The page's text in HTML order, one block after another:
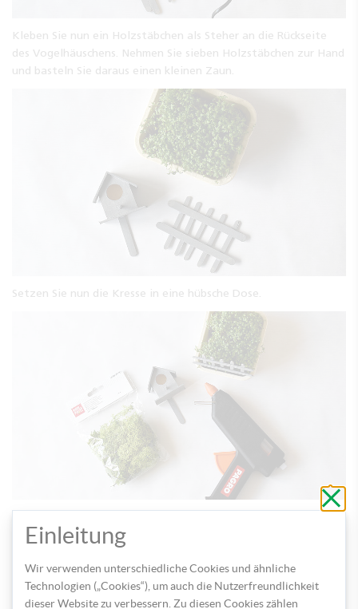
Kleben Sie nun ein Holzstäbchen als Steher an die Rückseite
des Vogelhäuschens. Nehmen Sie sieben Holzstäbchen zur Hand
und basteln Sie daraus einen kleinen Zaun.
Setzen Sie nun die Kresse in eine hübsche Dose.
Für einen besonderen Look können Sie das Dach des Häuschens
noch mit Dekomoos bekleben.
ohne
zu
Einleitung
Wir verwenden unterschiedliche Cookies und ähnliche
Technologien („Cookies“), um auch die Nutzerfreundlichkeit
dieser Website zu verbessern. Zu diesen Cookies zählen